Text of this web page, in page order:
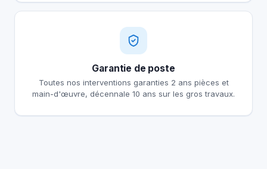
Garantie de poste
Toutes nos interventions garanties 2 ans pièces et
main-d'œuvre, décennale 10 ans sur les gros travaux.